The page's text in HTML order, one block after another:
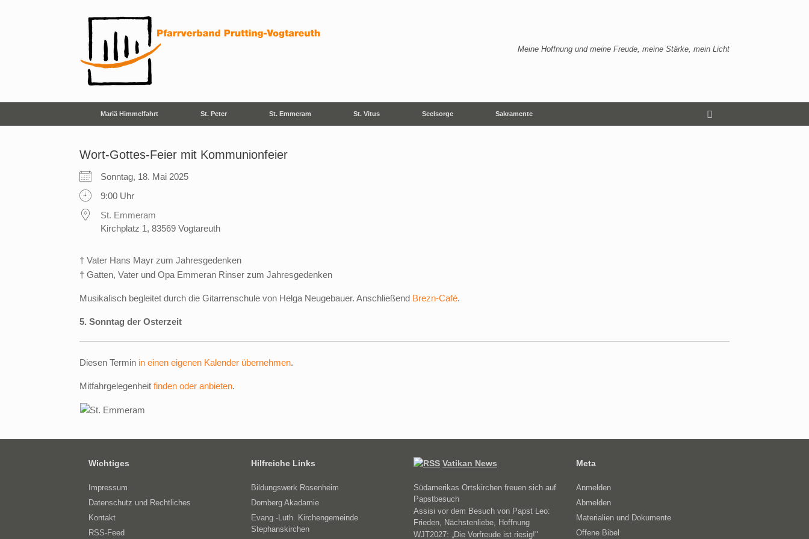
Meine Hoffnung und meine Freude, meine Stärke, mein Licht
Mariä Himmelfahrt St. Peter St. Emmeram St. Vitus Seelsorge Sakramente
Wort-Gottes-Feier mit Kommunionfeier
Sonntag, 18. Mai 2025
9:00 Uhr
St. Emmeram
Kirchplatz 1, 83569 Vogtareuth
† Vater Hans Mayr zum Jahresgedenken
† Gatten, Vater und Opa Emmeran Rinser zum Jahresgedenken
Musikalisch begleitet durch die Gitarrenschule von Helga Neugebauer. Anschließend Brezn-Café.
5. Sonntag der Osterzeit
Diesen Termin in einen eigenen Kalender übernehmen.
Mitfahrgelegenheit finden oder anbieten.
Wichtiges
Impressum
Datenschutz und Rechtliches
Kontakt
RSS-Feed
Hilfreiche Links
Bildungswerk Rosenheim
Domberg Akadamie
Evang.-Luth. Kirchengemeinde
Stephanskirchen
Vatikan News
Südamerikas Ortskirchen freuen sich auf
Papstbesuch
Assisi vor dem Besuch von Papst Leo:
Frieden, Nächstenliebe, Hoffnung
WJT2027: „Die Vorfreude ist riesig!"
Meta
Anmelden
Abmelden
Materialien und Dokumente
Offene Bibel